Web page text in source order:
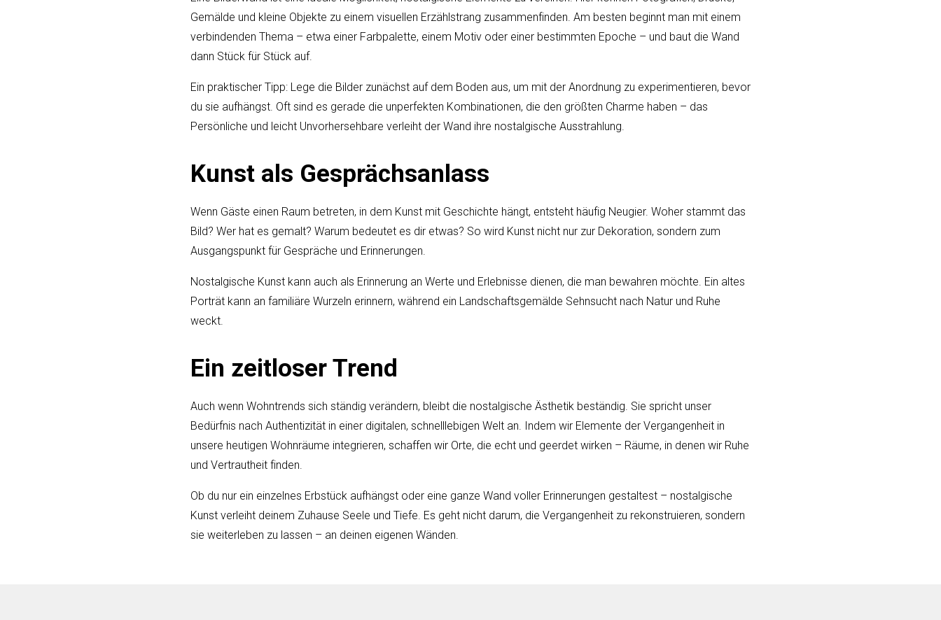
Gemälde und kleine Objekte zu einem visuellen Erzählstrang zusammenfinden. Am besten beginnt man mit einem
verbindenden Thema – etwa einer Farbpalette, einem Motiv oder einer bestimmten Epoche – und baut die Wand
dann Stück für Stück auf.
Ein praktischer Tipp: Lege die Bilder zunächst auf dem Boden aus, um mit der Anordnung zu experimentieren, bevor
du sie aufhängst. Oft sind es gerade die unperfekten Kombinationen, die den größten Charme haben – das
Persönliche und leicht Unvorhersehbare verleiht der Wand ihre nostalgische Ausstrahlung.
Kunst als Gesprächsanlass
Wenn Gäste einen Raum betreten, in dem Kunst mit Geschichte hängt, entsteht häufig Neugier. Woher stammt das
Bild? Wer hat es gemalt? Warum bedeutet es dir etwas? So wird Kunst nicht nur zur Dekoration, sondern zum
Ausgangspunkt für Gespräche und Erinnerungen.
Nostalgische Kunst kann auch als Erinnerung an Werte und Erlebnisse dienen, die man bewahren möchte. Ein altes
Porträt kann an familiäre Wurzeln erinnern, während ein Landschaftsgemälde Sehnsucht nach Natur und Ruhe
weckt.
Ein zeitloser Trend
Auch wenn Wohntrends sich ständig verändern, bleibt die nostalgische Ästhetik beständig. Sie spricht unser
Bedürfnis nach Authentizität in einer digitalen, schnelllebigen Welt an. Indem wir Elemente der Vergangenheit in
unsere heutigen Wohnräume integrieren, schaffen wir Orte, die echt und geerdet wirken – Räume, in denen wir Ruhe
und Vertrautheit finden.
Ob du nur ein einzelnes Erbstück aufhängst oder eine ganze Wand voller Erinnerungen gestaltest – nostalgische
Kunst verleiht deinem Zuhause Seele und Tiefe. Es geht nicht darum, die Vergangenheit zu rekonstruieren, sondern
sie weiterleben zu lassen – an deinen eigenen Wänden.